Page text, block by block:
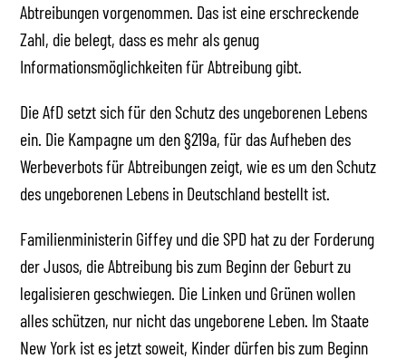
Abtreibungen vorgenommen. Das ist eine erschreckende
Zahl, die belegt, dass es mehr als genug
Informationsmöglichkeiten für Abtreibung gibt.
Die AfD setzt sich für den Schutz des ungeborenen Lebens
ein. Die Kampagne um den §219a, für das Aufheben des
Werbeverbots für Abtreibungen zeigt, wie es um den Schutz
des ungeborenen Lebens in Deutschland bestellt ist.
Familienministerin Giffey und die SPD hat zu der Forderung
der Jusos, die Abtreibung bis zum Beginn der Geburt zu
legalisieren geschwiegen. Die Linken und Grünen wollen
alles schützen, nur nicht das ungeborene Leben. Im Staate
New York ist es jetzt soweit, Kinder dürfen bis zum Beginn